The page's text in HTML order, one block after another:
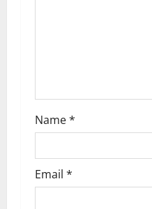
Name*
Email *